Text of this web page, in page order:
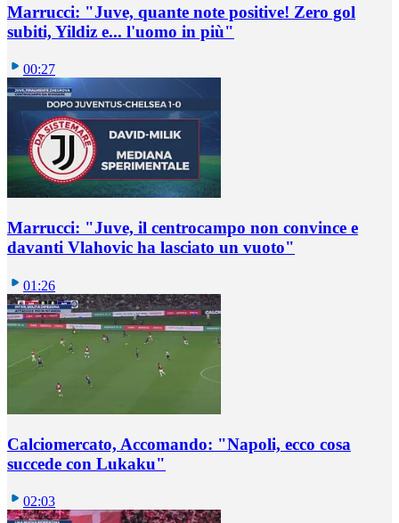
Marrucci: "Juve, quante note positive! Zero gol
subiti, Yildiz e... l'uomo in più"
00:27
Marrucci: "Juve, il centrocampo non convince e
davanti Vlahovic ha lasciato un vuoto"
01:26
Calciomercato, Accomando: "Napoli, ecco cosa
succede con Lukaku"
02:03